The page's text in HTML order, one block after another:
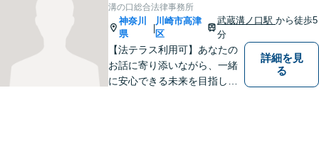
い。
溝の口総合法律事務所
神奈川
県
|
川崎市高津
区
武蔵溝ノ口駅から徒歩5
分
【法テラス利用可】あなたの
お話に寄り添いながら、一緒
に安心できる未来を目指しま
詳細を見
る